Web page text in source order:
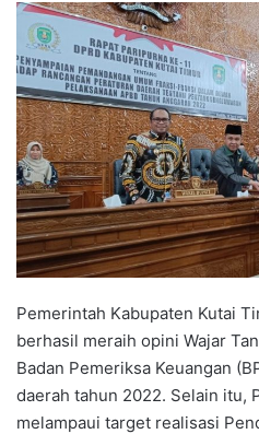
Pemerintah Kabupaten Kutai
berhasil meraih opini Wajar
Badan Pemeriksa Keuangan
daerah tahun 2022. Selain itu,
melampaui target realisasi